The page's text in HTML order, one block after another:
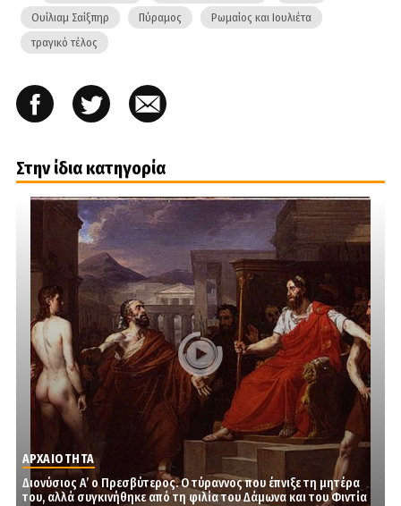
Ουίλιαμ Σαίξπηρ
Πύραμος
Ρωμαίος και Ιουλιέτα
τραγικό τέλος
Στην ίδια κατηγορία
ΑΡΧΑΙΟΤΗΤΑ
Διονύσιος Α’ ο Πρεσβύτερος. Ο τύραννος που έπνιξε τη μητέρα
του, αλλά συγκινήθηκε από τη φιλία του Δάμωνα και του Φιντία